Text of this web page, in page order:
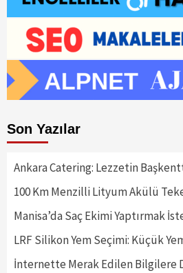
Son Yazılar
Ankara Catering: Lezzetin
100 Km Menzilli Lityum Akülü
Manisa’da Saç Ekimi Yaptırmak
LRF Silikon Yem Seçimi: Küçük
İnternette Merak Edilen Bilgilere